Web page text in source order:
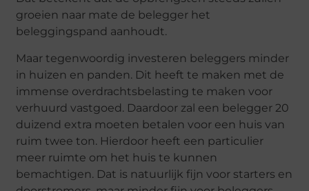
groeien naar mate de belegger het
beleggingspand aanhoudt.
Maar tegenwoordig investeren beleggers minder
in huizen en panden. Dit heeft te maken met de
immense overdrachtsbelasting te maken voor
verhuurd vastgoed. Daardoor zal een belegger 20
duizend extra moeten betalen voor een huis van
ruim twee ton. Hierdoor heeft een particulier
meer ruimte om het huis te kunnen
bemachtigen. Dat is natuurlijk fijn voor starters en